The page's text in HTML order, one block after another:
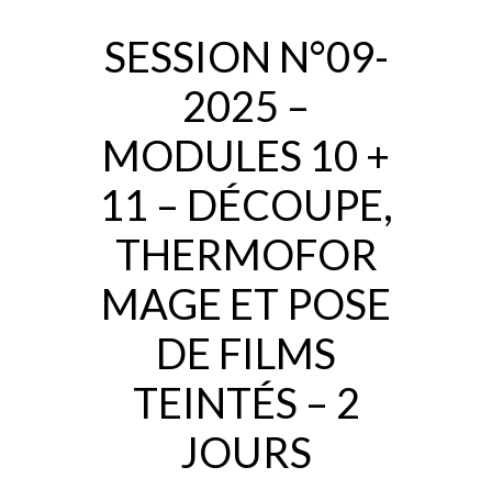
SESSION N°09-
2025 –
MODULES 10 +
11 – DÉCOUPE,
THERMOFOR
MAGE ET POSE
DE FILMS
TEINTÉS – 2
JOURS